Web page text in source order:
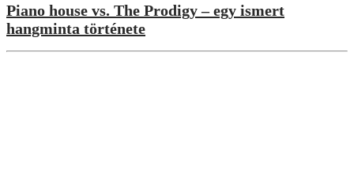
Piano house vs. The Prodigy – egy ismert
hangminta története